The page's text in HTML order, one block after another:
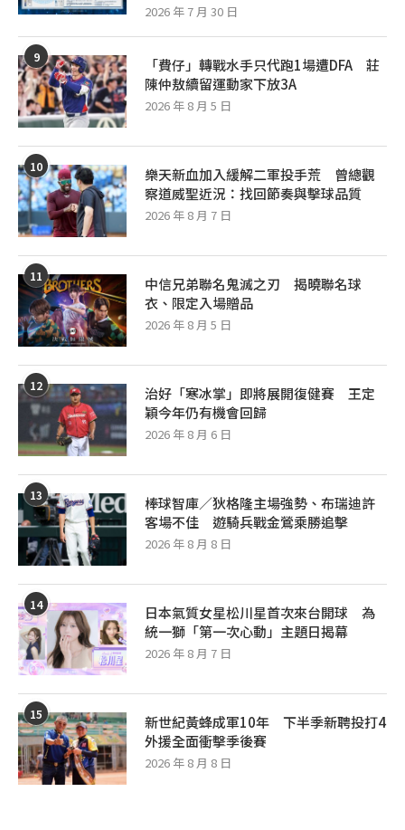
2026 年 7 月 30 日
9
「費仔」轉戰水手只代跑1場遭DFA 莊
陳仲敖續留運動家下放3A
2026 年 8 月 5 日
10
樂天新血加入緩解二軍投手荒 曾總觀
察道威聖近況：找回節奏與擊球品質
2026 年 8 月 7 日
11
中信兄弟聯名鬼滅之刃 揭曉聯名球
衣、限定入場贈品
2026 年 8 月 5 日
12
治好「寒冰掌」即將展開復健賽 王定
穎今年仍有機會回歸
2026 年 8 月 6 日
13
棒球智庫／狄格隆主場強勢、布瑞迪許
客場不佳 遊騎兵戰金鶯乘勝追擊
2026 年 8 月 8 日
14
日本氣質女星松川星首次來台開球 為
統一獅「第一次心動」主題日揭幕
2026 年 8 月 7 日
15
新世紀黃蜂成軍10年 下半季新聘投打4
外援全面衝擊季後賽
2026 年 8 月 8 日